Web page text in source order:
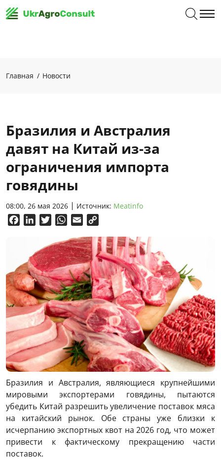
Главная Новости
Бразилия и Австралия
давят на Китай из-за
ограничения импорта
говядины
08:00, 26 мая 2026 Источник: Meatinfo
FacebookLinkedInTwitterWhatsApp
Email
Бразилия и Австралия, являющиеся крупнейшими
мировыми экспортерами говядины, пытаются
убедить Китай разрешить увеличение поставок мяса
на китайский рынок. Обе страны уже близки к
исчерпанию экспортных квот на 2026 год, что может
привести к фактическому прекращению части
поставок.